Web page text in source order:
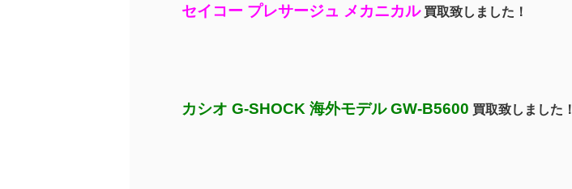
セイコー プレサージュ メカニカル買取致しました！
カシオ G-SHOCK 海外モデル GW-B5600 買取致しました！